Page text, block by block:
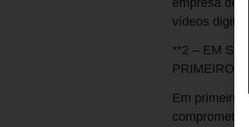
empresa de
vídeos
**2 – EM
PRIMEIRO
Em primeiro